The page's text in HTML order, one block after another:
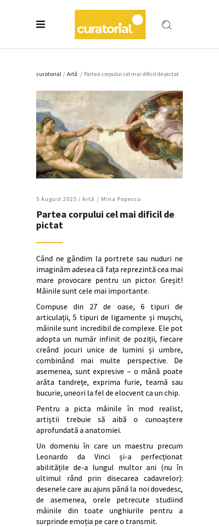
curatorial / Artǎ / Partea corpului cel mai dificil de pictat
5 August 2025 / Artǎ Mina Popescu
Partea corpului cel mai dificil de
pictat
Când ne gândim la portrete sau nuduri ne
imaginăm adesea că fața reprezintă cea mai
mare provocare pentru un pictor. Greșit!
Mâinile sunt cele mai importante.
Compuse din 27 de oase, 6 tipuri de
articulații, 5 tipuri de ligamente și mușchi,
mâinile sunt incredibil de complexe. Ele pot
adopta un număr infinit de poziții, fiecare
creând jocuri unice de lumini și umbre,
combinând mai multe perspective. De
asemenea, sunt expresive – o mână poate
arăta tandrețe, exprima furie, teamă sau
bucurie, uneori la fel de elocvent ca un chip.
Pentru a picta mâinile în mod realist,
artiștii trebuie să aibă o cunoaștere
aprofundată a anatomiei.
Un domeniu în care un maestru precum
Leonardo da Vinci și-a perfecționat
abilitățile de-a lungul multor ani (nu în
ultimul rând prin disecarea cadavrelor):
desenele care au ajuns până la noi dovedesc,
de asemenea, orele petrecute studiind
mâinile din toate unghiurile pentru a
surprinde emoția pe care o transmit.